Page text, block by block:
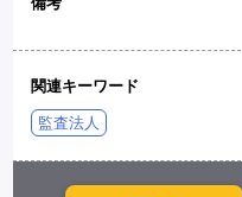
関連キーワード
監査法人